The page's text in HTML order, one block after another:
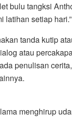
bulu tangksi
latihan setiap hari.”
tanda kutip
atau
penulisan
menghirup